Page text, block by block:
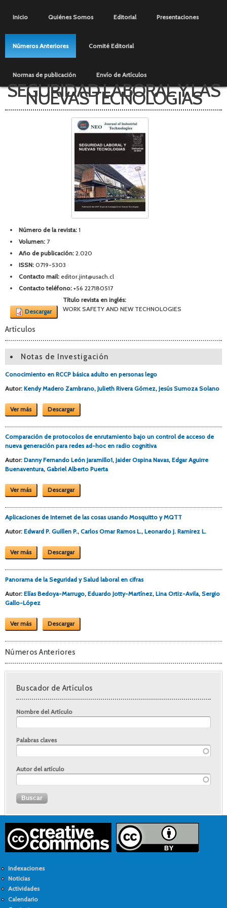
contenido
Menú principal
Inicio Quiénes Somos Editorial Presentaciones
Números Anteriores Comité Editorial
Normas de publicación Envío de Artículos
SEGURIDAD LABORAL Y LAS
NUEVAS TECNOLOGIAS
Número de la revista: 1
Volumen: 7
Año de publicación: 2.020
ISSN: 0719-5303
Contacto mail: editor.jint@usach.cl
Contacto teléfono: +56 227180517
Descargar
Título revista en inglés:
WORK SAFETY AND NEW TECHNOLOGIES
Artículos
Notas de Investigación
Conocimiento en RCCP básica adulto en personas lego
Autor: Kendy Madero Zambrano, Julieth Rivera Gómez, Jesús Sumoza Solano
Ver más Descargar
Comparación de protocolos de enrutamiento bajo un control de acceso de
nueva generación para redes ad-hoc en radio cognitiva
Autor: Danny Fernando León Jaramillo1, Jaider Ospina Navas, Edgar Aguirre
Buenaventura, Gabriel Alberto Puerta
Ver más Descargar
Aplicaciones de Internet de las cosas usando Mosquitto y MQTT
Autor: Edward P. Guillen P., Carlos Omar Ramos L., Leonardo J. Ramirez L.
Ver más Descargar
Panorama de la Seguridad y Salud laboral en cifras
Autor: Elías Bedoya-Marrugo, Eduardo Jotty-Martínez, Lina Ortiz-Avila, Sergio
Gallo-López
Ver más Descargar
Números Anteriores
Buscador de Artículos
Nombre del Artículo
Palabras claves
Autor del artículo
Indexaciones
Noticias
Actividades
Calendario